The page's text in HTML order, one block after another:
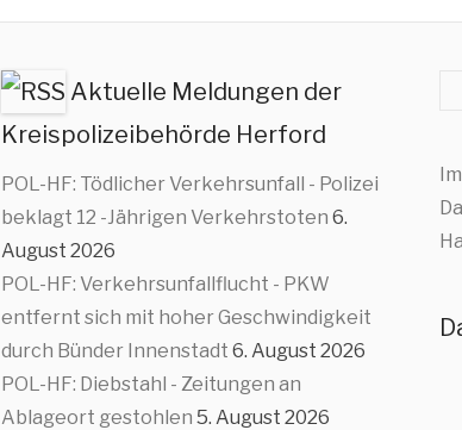
Aktuelle Meldungen der
Kreispolizeibehörde Herford
POL-HF: Tödlicher Verkehrsunfall - Polizei
beklagt 12 -Jährigen Verkehrstoten 6.
August 2026
POL-HF: Verkehrsunfallflucht - PKW
entfernt sich mit hoher Geschwindigkeit
durch Bünder Innenstadt 6. August 2026
POL-HF: Diebstahl - Zeitungen an
Ablageort gestohlen 5. August 2026